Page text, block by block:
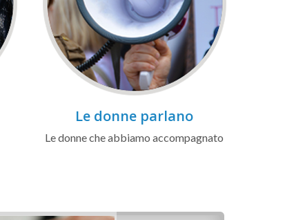
Le donne parlano
Le donne che abbiamo accompagnato